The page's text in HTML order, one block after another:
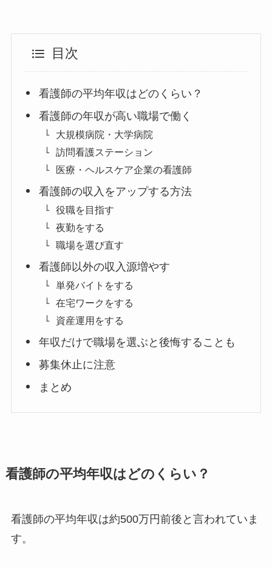
目次
看護師の平均年収はどのくらい？
看護師の年収が高い職場で働く
大規模病院・大学病院
訪問看護ステーション
医療・ヘルスケア企業の看護師
看護師の収入をアップする方法
役職を目指す
夜勤をする
職場を選び直す
看護師以外の収入源増やす
単発バイトをする
在宅ワークをする
資産運用をする
年収だけで職場を選ぶと後悔することも
募集休止に注意
まとめ
看護師の平均年収はどのくらい？
看護師の平均年収は約500万円前後と言われていま
す。